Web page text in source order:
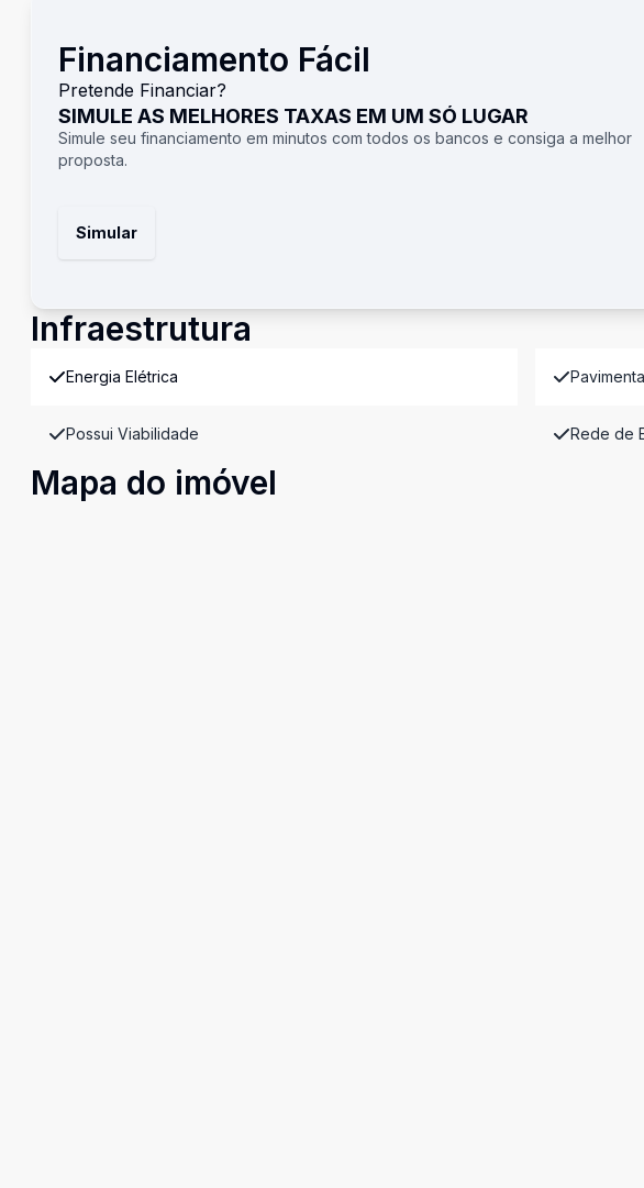
Financiamento Fácil
Pretende Financiar?
SIMULE AS MELHORES TAXAS EM UM SÓ LUGAR
Simule seu financiamento em minutos com todos os bancos e consiga a melhor
proposta.
Simular
Infraestrutura
Energia Elétrica
Possui Viabilidade Rede de
Mapa do imóvel